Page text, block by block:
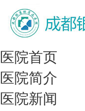
医院首页
医院简介
医院新闻